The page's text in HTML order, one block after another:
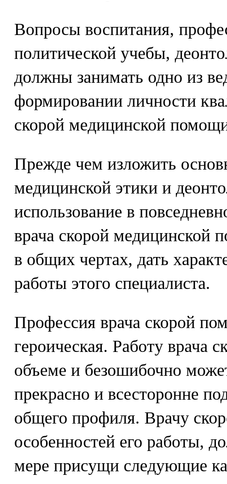
Вопросы воспитания,
политической учебы,
должны занимать одно из
формировании личности
скорой медицинской
Прежде чем изложить
медицинской этики и
использование в
врача скорой медицинской
в общих чертах, дать
работы этого специалиста.
Профессия врача скорой
героическая. Работу врача
объеме и безошибочно
прекрасно и всесторонне
общего профиля. Врачу
особенностей его работы,
мере присущи следующие